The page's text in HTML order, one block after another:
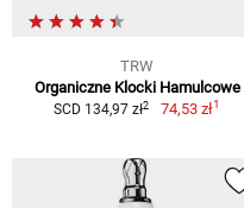
TRW
Organiczne Klocki Hamulcowe
SCD 134,97 zł2 74,53 zł1